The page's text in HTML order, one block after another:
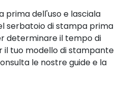
prima dell'uso e lasciala
serbatoio di stampa prima
determinare il tempo di
il tuo modello di stampante
le nostre guide e la